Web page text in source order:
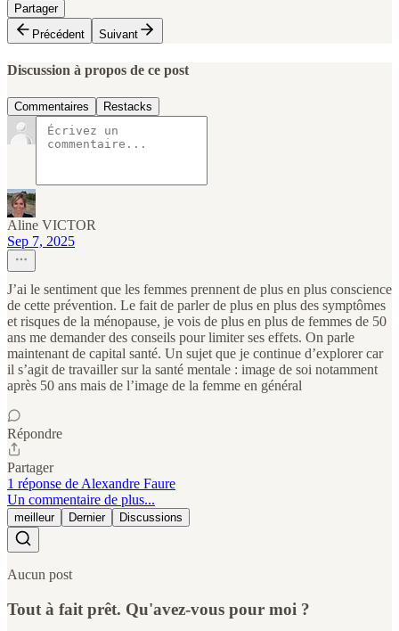
Partager
Précédent
Suivant
Discussion à propos de ce post
Commentaires Restacks
Aline VICTOR
Sep 7, 2025
J’ai le sentiment que les femmes prennent de plus en plus conscience
de cette prévention. Le fait de parler de plus en plus des symptômes
et risques de la ménopause, je vois de plus en plus de femmes de 50
ans me demander des conseils pour limiter ses effets. On parle
maintenant de capital santé. Un sujet que je continue d’explorer car
il s’agit de travailler sur la santé mentale : image de soi notamment
après 50 ans mais de l’image de la femme en général
Répondre
Partager
1 réponse de Alexandre Faure
Un commentaire de plus...
meilleur Dernier Discussions
Aucun post
Tout à fait prêt. Qu'avez-vous pour moi ?